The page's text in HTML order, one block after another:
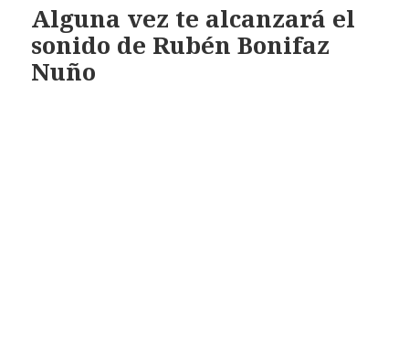
Alguna vez te alcanzará el
sonido de Rubén Bonifaz
Nuño